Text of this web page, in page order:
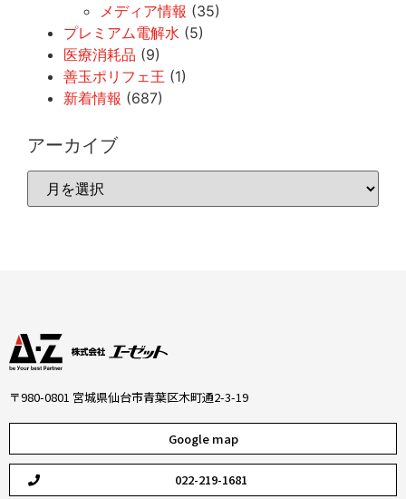
メディア情報 (35)
プレミアム電解水 (5)
医療消耗品 (9)
善玉ポリフェ王 (1)
新着情報 (687)
アーカイブ
〒980-0801 宮城県仙台市青葉区木町通2-3-19
Google map
022-219-1681